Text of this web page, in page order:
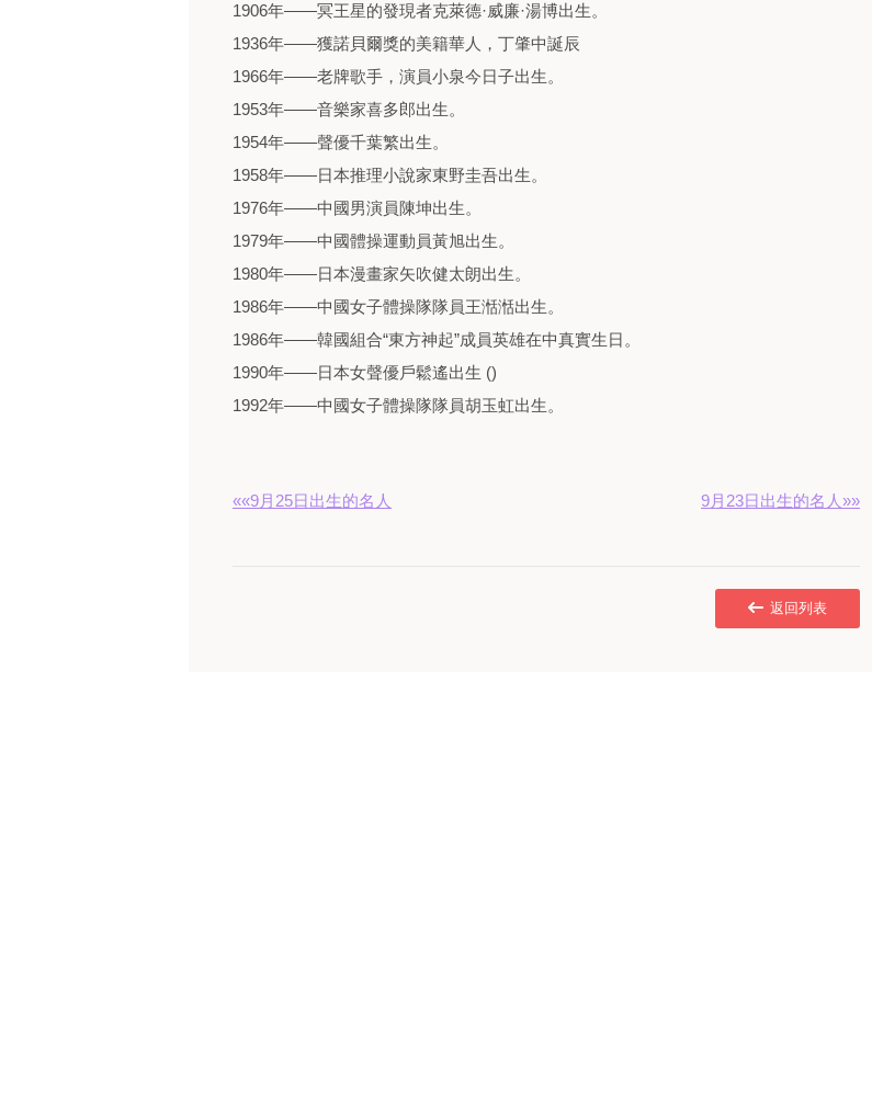
1906年——冥王星的發現者克萊德·威廉·湯博出生。
1936年——獲諾貝爾獎的美籍華人，丁肇中誕辰
1966年——老牌歌手，演員小泉今日子出生。
1953年——音樂家喜多郎出生。
1954年——聲優千葉繁出生。
1958年——日本推理小說家東野圭吾出生。
1976年——中國男演員陳坤出生。
1979年——中國體操運動員黃旭出生。
1980年——日本漫畫家矢吹健太朗出生。
1986年——中國女子體操隊隊員王湉湉出生。
1986年——韓國組合“東方神起”成員英雄在中真實生日。
1990年——日本女聲優戶鬆遙出生 ()
1992年——中國女子體操隊隊員胡玉虹出生。
««9月25日出生的名人 9月23日出生的名人»»
返回列表